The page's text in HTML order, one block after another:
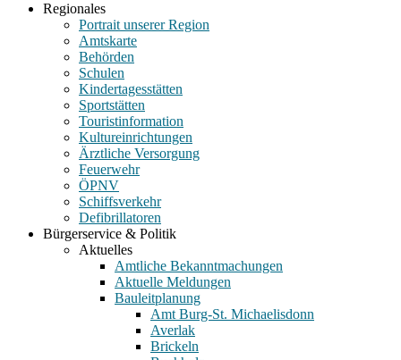
Regionales
Portrait unserer Region
Amtskarte
Behörden
Schulen
Kindertagesstätten
Sportstätten
Touristinformation
Kultureinrichtungen
Ärztliche Versorgung
Feuerwehr
ÖPNV
Schiffsverkehr
Defibrillatoren
Bürgerservice & Politik
Aktuelles
Amtliche Bekanntmachungen
Aktuelle Meldungen
Bauleitplanung
Amt Burg-St. Michaelisdonn
Averlak
Brickeln